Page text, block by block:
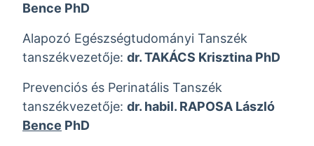
Bence PhD
Alapozó Egészségtudományi Tanszék
tanszékvezetője: dr. TAKÁCS Krisztina PhD
Prevenciós és Perinatális Tanszék
tanszékvezetője: dr. habil. RAPOSA László
Bence PhD